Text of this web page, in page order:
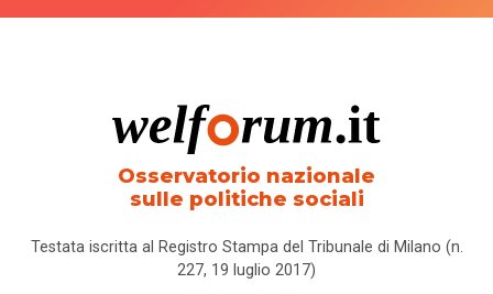
Osservatorio nazionale
sulle politiche sociali
Testata iscritta al Registro Stampa del Tribunale di Milano (n.
227, 19 luglio 2017)